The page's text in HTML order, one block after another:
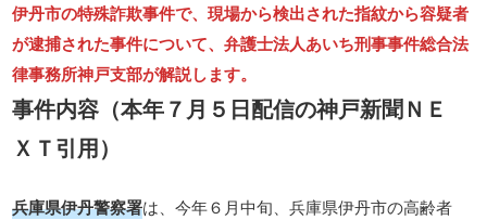
伊丹市の特殊詐欺事件で、現場から検出された指紋から容疑者
が逮捕された事件について、弁護士法人あいち刑事事件総合法
律事務所神戸支部が解説します。
事件内容（本年７月５日配信の神戸新聞ＮＥ
ＸＴ引用）
兵庫県伊丹警察署は、今年６月中旬、兵庫県伊丹市の高齢者